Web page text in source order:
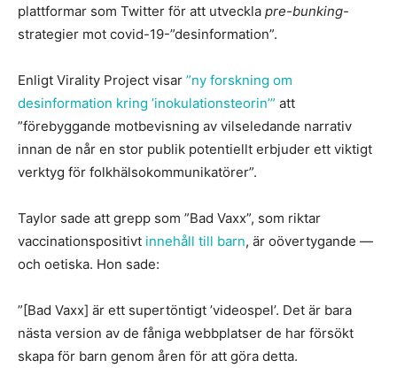
plattformar som Twitter för att utveckla pre-bunking-
strategier mot covid-19-”desinformation”.
Enligt Virality Project visar ”ny forskning om
desinformation kring ’inokulationsteorin’” att
”förebyggande motbevisning av vilseledande narrativ
innan de når en stor publik potentiellt erbjuder ett viktigt
verktyg för folkhälsokommunikatörer”.
Taylor sade att grepp som ”Bad Vaxx”, som riktar
vaccinationspositivt innehåll till barn, är oövertygande —
och oetiska. Hon sade:
”[Bad Vaxx] är ett supertöntigt ’videospel’. Det är bara
nästa version av de fåniga webbplatser de har försökt
skapa för barn genom åren för att göra detta.